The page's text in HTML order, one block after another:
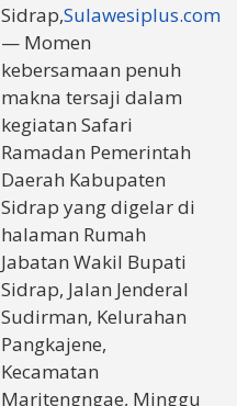
Sidrap,Sulawesiplus.com
— Momen
kebersamaan penuh
makna tersaji dalam
kegiatan Safari
Ramadan Pemerintah
Daerah Kabupaten
Sidrap yang digelar di
halaman Rumah
Jabatan Wakil Bupati
Sidrap, Jalan Jenderal
Sudirman, Kelurahan
Pangkajene,
Kecamatan
Maritengngae, Minggu